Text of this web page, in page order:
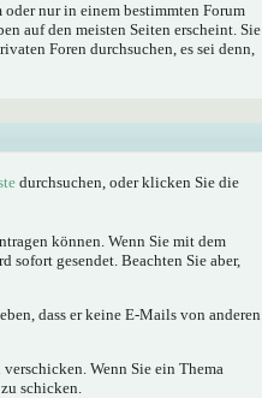
nur in einem bestimmten Forum
auf den meisten Seiten erscheint. Sie
Foren durchsuchen, es sei denn,
durchsuchen, oder klicken Sie die
können. Wenn Sie mit dem
gesendet. Beachten Sie aber,
dass er keine E-Mails von anderen
Wenn Sie ein Thema
schicken.